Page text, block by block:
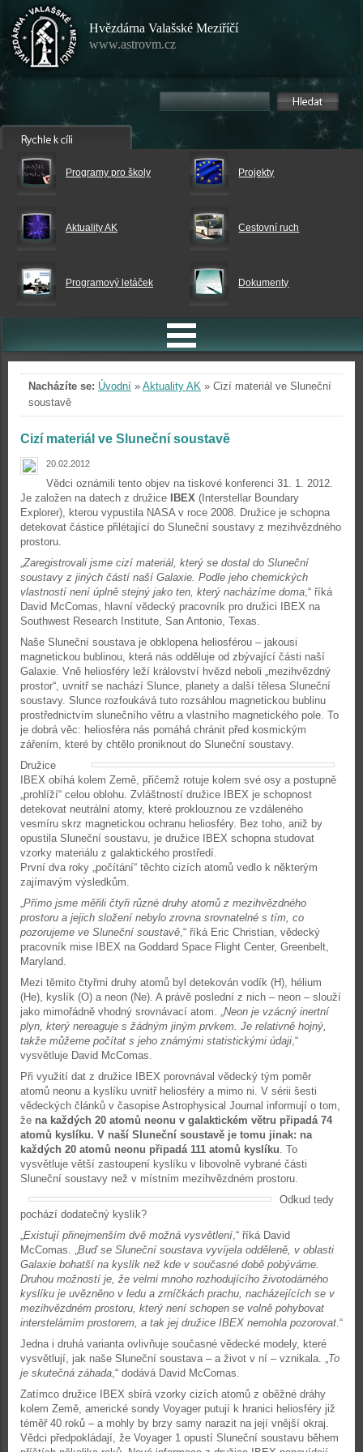
Hvězdárna Valašské Meziříčí
www.astrovm.cz
Programy pro školy Projekty
Aktuality AK Cestovní ruch
Programový letáček Dokumenty
Nacházíte se: Úvodní » Aktuality AK » Cizí materiál ve Sluneční
soustavě
Cizí materiál ve Sluneční soustavě
20.02.2012
Vědci oznámili tento objev na tiskové konferenci 31. 1. 2012.
Je založen na datech z družice
IBEX (Interstellar Boundary
Explorer), kterou vypustila NASA v roce 2008. Družice je schopna
detekovat částice přilétající do Sluneční soustavy z mezihvězdného
prostoru.
„Zaregistrovali jsme cizí materiál, který se dostal do Sluneční
soustavy z jiných částí naší Galaxie. Podle jeho chemických
vlastností není úplně stejný jako ten, který nacházíme doma,“ říká
David McComas, hlavní vědecký pracovník pro družici IBEX na
Southwest Research Institute, San Antonio, Texas.
Naše Sluneční soustava je obklopena heliosférou – jakousi
magnetickou bublinou, která nás odděluje od zbývající části naší
Galaxie. Vně heliosféry leží království hvězd neboli „mezihvězdný
prostor“, uvnitř se nachází Slunce, planety a další tělesa Sluneční
soustavy. Slunce rozfoukává tuto rozsáhlou magnetickou bublinu
prostřednictvím slunečního větru a vlastního magnetického pole. To
je dobrá věc: heliosféra nás pomáhá chránit před kosmickým
zářením, které by chtělo proniknout do Sluneční soustavy.
Družice
IBEX obíhá kolem Země, přičemž rotuje kolem své osy a postupně
„prohlíží“ celou oblohu. Zvláštností družice IBEX je schopnost
detekovat neutrální atomy, které proklouznou ze vzdáleného
vesmíru skrz magnetickou ochranu heliosféry. Bez toho, aniž by
opustila Sluneční soustavu, je družice IBEX schopna studovat
vzorky materiálu z galaktického prostředí.
První dva roky „počítání“ těchto cizích atomů vedlo k některým
zajímavým výsledkům.
„Přímo jsme měřili čtyři různé druhy atomů z mezihvězdného
prostoru a jejich složení nebylo zrovna srovnatelné s tím, co
pozorujeme ve Sluneční soustavě,“ říká Eric Christian, vědecký
pracovník mise IBEX na Goddard Space Flight Center, Greenbelt,
Maryland.
Mezi těmito čtyřmi druhy atomů byl detekován vodík (H), hélium
(He), kyslík (O) a neon (Ne). A právě poslední z nich – neon – slouží
jako mimořádně vhodný srovnávací atom. „Neon je vzácný inertní
plyn, který nereaguje s žádným jiným prvkem. Je relativně hojný,
takže můžeme počítat s jeho známými statistickými údaji,“
vysvětluje David McComas.
Při využití dat z družice IBEX porovnával vědecký tým poměr
atomů neonu a kyslíku uvnitř heliosféry a mimo ni. V sérii šesti
vědeckých článků v časopise Astrophysical Journal informují o tom,
že na každých 20 atomů neonu v galaktickém větru připadá 74
atomů kyslíku. V naší Sluneční soustavě je tomu jinak: na
každých 20 atomů neonu připadá 111 atomů kyslíku. To
vysvětluje větší zastoupení kyslíku v libovolně vybrané části
Sluneční soustavy než v místním mezihvězdném prostoru.
Odkud tedy
pochází dodatečný kyslík?
„Existují přinejmenším dvě možná vysvětlení,“ říká David
McComas. „Buď se Sluneční soustava vyvíjela odděleně, v oblasti
Galaxie bohatší na kyslík než kde v současné době pobýváme.
Druhou možností je, že velmi mnoho rozhodujícího životodárného
kyslíku je uvězněno v ledu a zrníčkách prachu, nacházejících se v
mezihvězdném prostoru, který není schopen se volně pohybovat
interstelárním prostorem, a tak jej družice IBEX nemohla pozorovat.“
Jedna i druhá varianta ovlivňuje současné vědecké modely, které
vysvětlují, jak naše Sluneční soustava – a život v ní – vznikala. „To
je skutečná záhada,“ dodává David McComas.
Zatímco družice IBEX sbírá vzorky cizích atomů z oběžné dráhy
kolem Země, americké sondy Voyager putují k hranici heliosféry již
téměř 40 roků – a mohly by brzy samy narazit na její vnější okraj.
Vědci předpokládají, že Voyager 1 opustí Sluneční soustavu během